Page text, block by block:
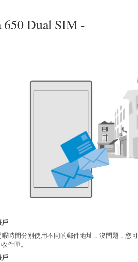
Dual SIM -
戶
時間分別使用不同的郵件地址，沒問題，您
件匣。
戶